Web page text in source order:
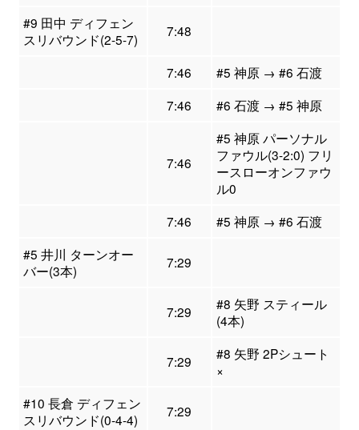
#9 田中 ディフェン
スリバウンド(2-5-7)
7:48
7:46
#5 神原 → #6 石渡
7:46
#6 石渡 → #5 神原
7:46
#5 神原 パーソナル
ファウル(3-2:0) フリ
ースローオンファウ
ル0
7:46
#5 神原 → #6 石渡
#5 井川 ターンオー
バー(3本)
7:29
7:29
#8 矢野 スティール
(4本)
7:29
#8 矢野 2Pシュート
×
#10 長倉 ディフェン
スリバウンド(0-4-4)
7:29